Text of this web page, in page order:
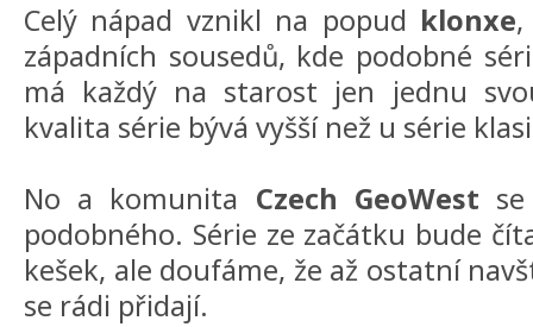
Celý nápad vznikl na popud klonxe
západních sousedů, kde podobné
má každý na starost jen jednu
kvalita série bývá vyšší než u série
No a komunita Czech GeoWest
podobného. Série ze začátku bude
kešek, ale doufáme, že až ostatní
se rádi přidají.